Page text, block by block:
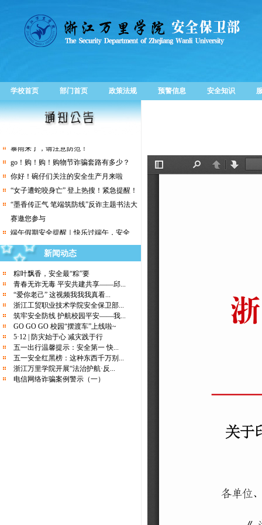
学校首页 部门首页 政策法规 预警信息 安全知识
校地共建再升级，“浙江万里学院综治工作
站”启用！
守护师生舌尖上的安全 | 学校开展“校园
暴雨来了，请注意防范！
go！购！购！购物节诈骗套路有多少？
你好！碗仔们关注的安全生产月来啦
“女子遭蛇咬身亡” 登上热搜！紧急提醒！
“墨香传正气 笔端筑防线”反诈主题书法大
赛邀您参与
端午假期安全提醒｜快乐过端午，安全
不“放假”
幸福万里月报丨2025年2月-4月篇
关于举办“移动杯大学生安全法治竞赛”活
动的通知
校地共建再升级，“浙江万里学院综治工作
站”启用！
守护师生舌尖上的安全 | 学校开展“校园
餐”大排查大整治行动
暴雨来了，请注意防范！
go！购！购！购物节诈骗套路有多少？
新闻动态
粽叶飘香，安全最“粽”要
青春无诈无毒 平安共建共享——邱...
“爱你老己” 这视频我我我真看...
浙江工贸职业技术学院安全保卫部...
筑牢安全防线 护航校园平安——我...
GO GO GO 校园“摆渡车”上线啦~
5·12 | 防灾始于心 减灾践于行
五一出行温馨提示：安全第一 快...
五一安全红黑榜：这种东西千万别...
浙江万里学院开展“法治护航·反...
电信网络诈骗案例警示（一）